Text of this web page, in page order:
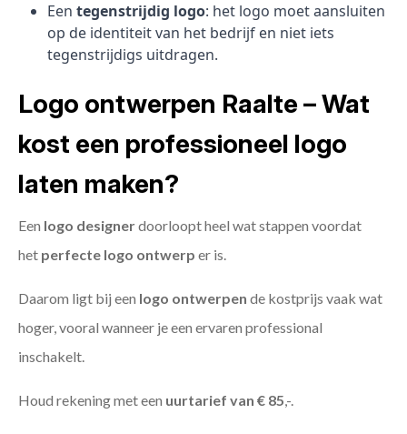
Een tegenstrijdig logo: het logo moet aansluiten
op de identiteit van het bedrijf en niet iets
tegenstrijdigs uitdragen.
Logo ontwerpen Raalte – Wat
kost een professioneel logo
laten maken?
Een logo designerdoorloopt heel wat stappen voordat
het perfecte logo ontwerp er is.
Daarom ligt bij een logo ontwerpen de kostprijs vaak wat
hoger, vooral wanneer je een ervaren professional
inschakelt.
Houd rekening met een uurtarief van € 85,-.